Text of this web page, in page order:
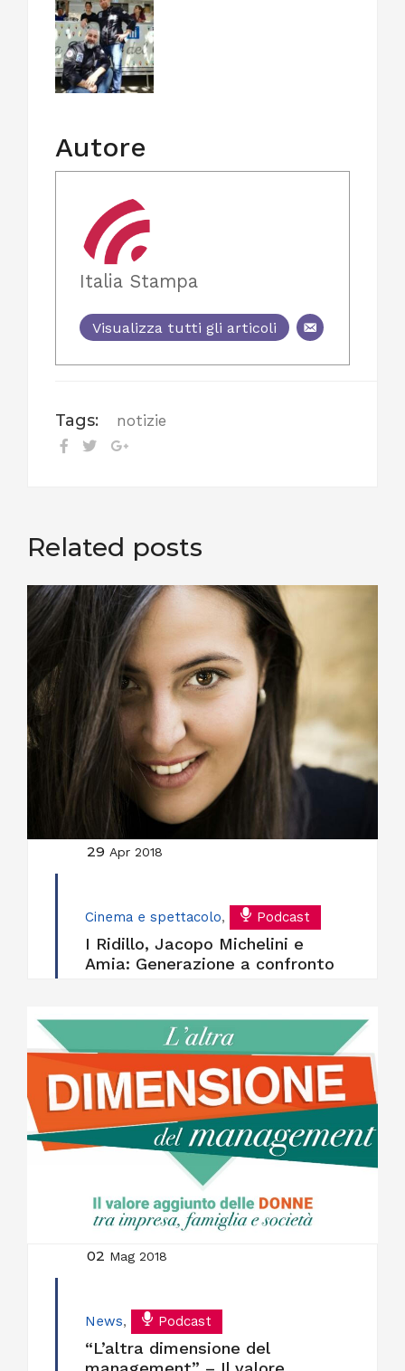
Autore
Italia Stampa
Visualizza tutti gli articoli
Tags: notizie
Related posts
29 Apr 2018
Cinema e spettacolo, Podcast
I Ridillo, Jacopo Michelini e
Amia: Generazione a confronto
02 Mag 2018
News, Podcast
“L’altra dimensione del